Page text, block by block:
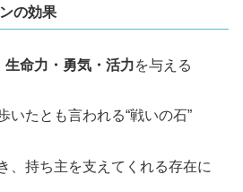
の効果
生命力・勇気・活力を与える
いたとも言われる“戦いの石”
、持ち主を支えてくれる存在に